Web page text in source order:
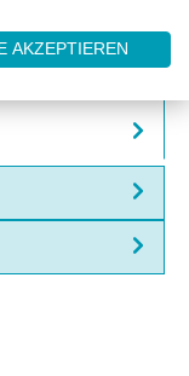
AKZEPTIEREN